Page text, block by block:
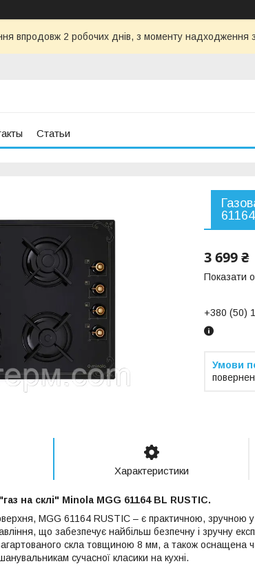
впродовж 2 робочих днів, з моменту надходження
Статьи
3 699 ₴
Показати
+380 (50)
Характеристики
на склі" Minola MGG 61164 BL RUSTIC.
MGG 61164 RUSTIC – є практичною, зручною у
що забезпечує найбільш безпечну і зручну
скла товщиною 8 мм, а також оснащена
сучасної класики на кухні.